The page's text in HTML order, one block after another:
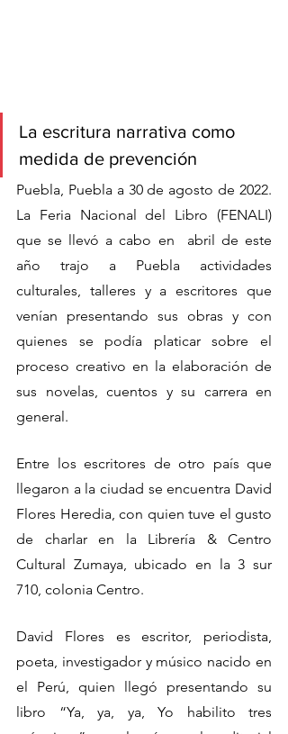
La escritura narrativa como
medida de prevención
Puebla, Puebla a 30 de agosto de 2022.
La Feria Nacional del Libro (FENALI)
que se llevó a cabo en  abril de este
año trajo a Puebla actividades
culturales, talleres y a escritores que
venían presentando sus obras y con
quienes se podía platicar sobre el
proceso creativo en la elaboración de
sus novelas, cuentos y su carrera en
general.
Entre los escritores de otro país que
llegaron a la ciudad se encuentra David
Flores Heredia, con quien tuve el gusto
de charlar en la Librería & Centro
Cultural Zumaya, ubicado en la 3 sur
710, colonia Centro.
David Flores es escritor, periodista,
poeta, investigador y músico nacido en
el Perú, quien llegó presentando su
libro “Ya, ya, ya, Yo habilito tres